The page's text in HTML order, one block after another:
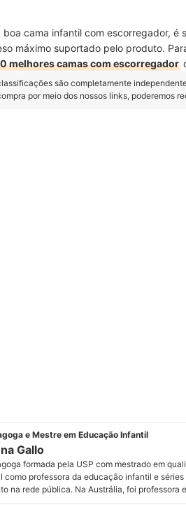
boa cama infantil com escorregador,
máximo suportado pelo produto.
melhores camas com escorregador
são completamente
por meio dos nossos links, poderemos
e Mestre em Educação Infantil
Gallo
formada pela USP com mestrado em
como professora da educação infantil e
na rede pública. Na Austrália, foi